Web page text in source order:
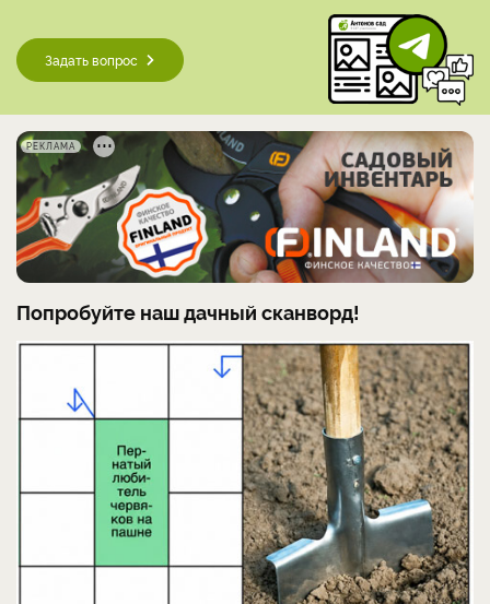
Задать вопрос
РЕКЛАМА
Попробуйте наш дачный сканворд!